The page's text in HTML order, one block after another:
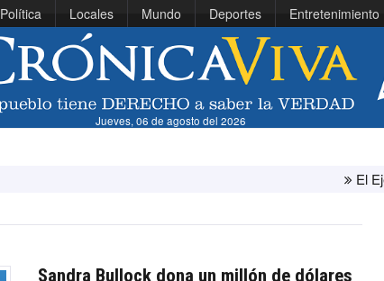
Política Locales Mundo Deportes Entretenimiento
Jueves, 06 de agosto del 2026
El Ejército de
Sandra Bullock dona un millón de dólares